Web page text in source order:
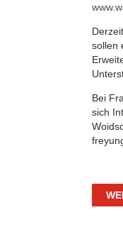
sollen
Bei
sich